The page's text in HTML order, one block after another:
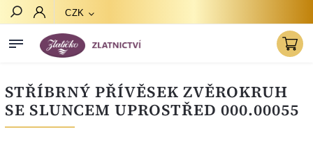
CZK
STŘÍBRNÝ PŘÍVĚSEK ZVĚROKRUH
SE SLUNCEM UPROSTŘED 000.00055